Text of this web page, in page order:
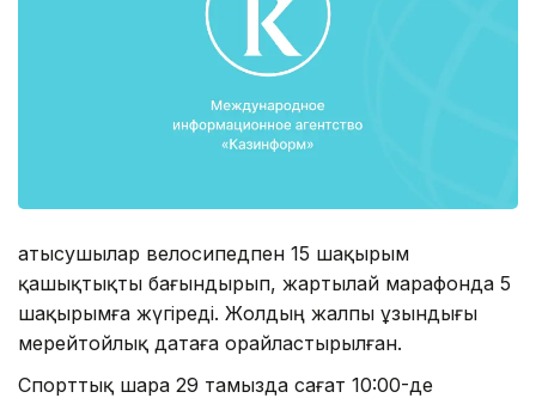
Қатысушылар велосипедпен 15 шақырым
қашықтықты бағындырып, жартылай марафонда 5
шақырымға жүгіреді. Жолдың жалпы ұзындығы
мерейтойлық датаға орайластырылған.
Спорттық шара 29 тамызда сағат 10:00-де